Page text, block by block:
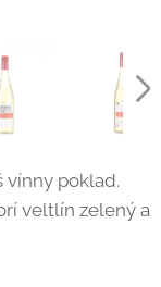
vínny poklad.
veltlín zelený a